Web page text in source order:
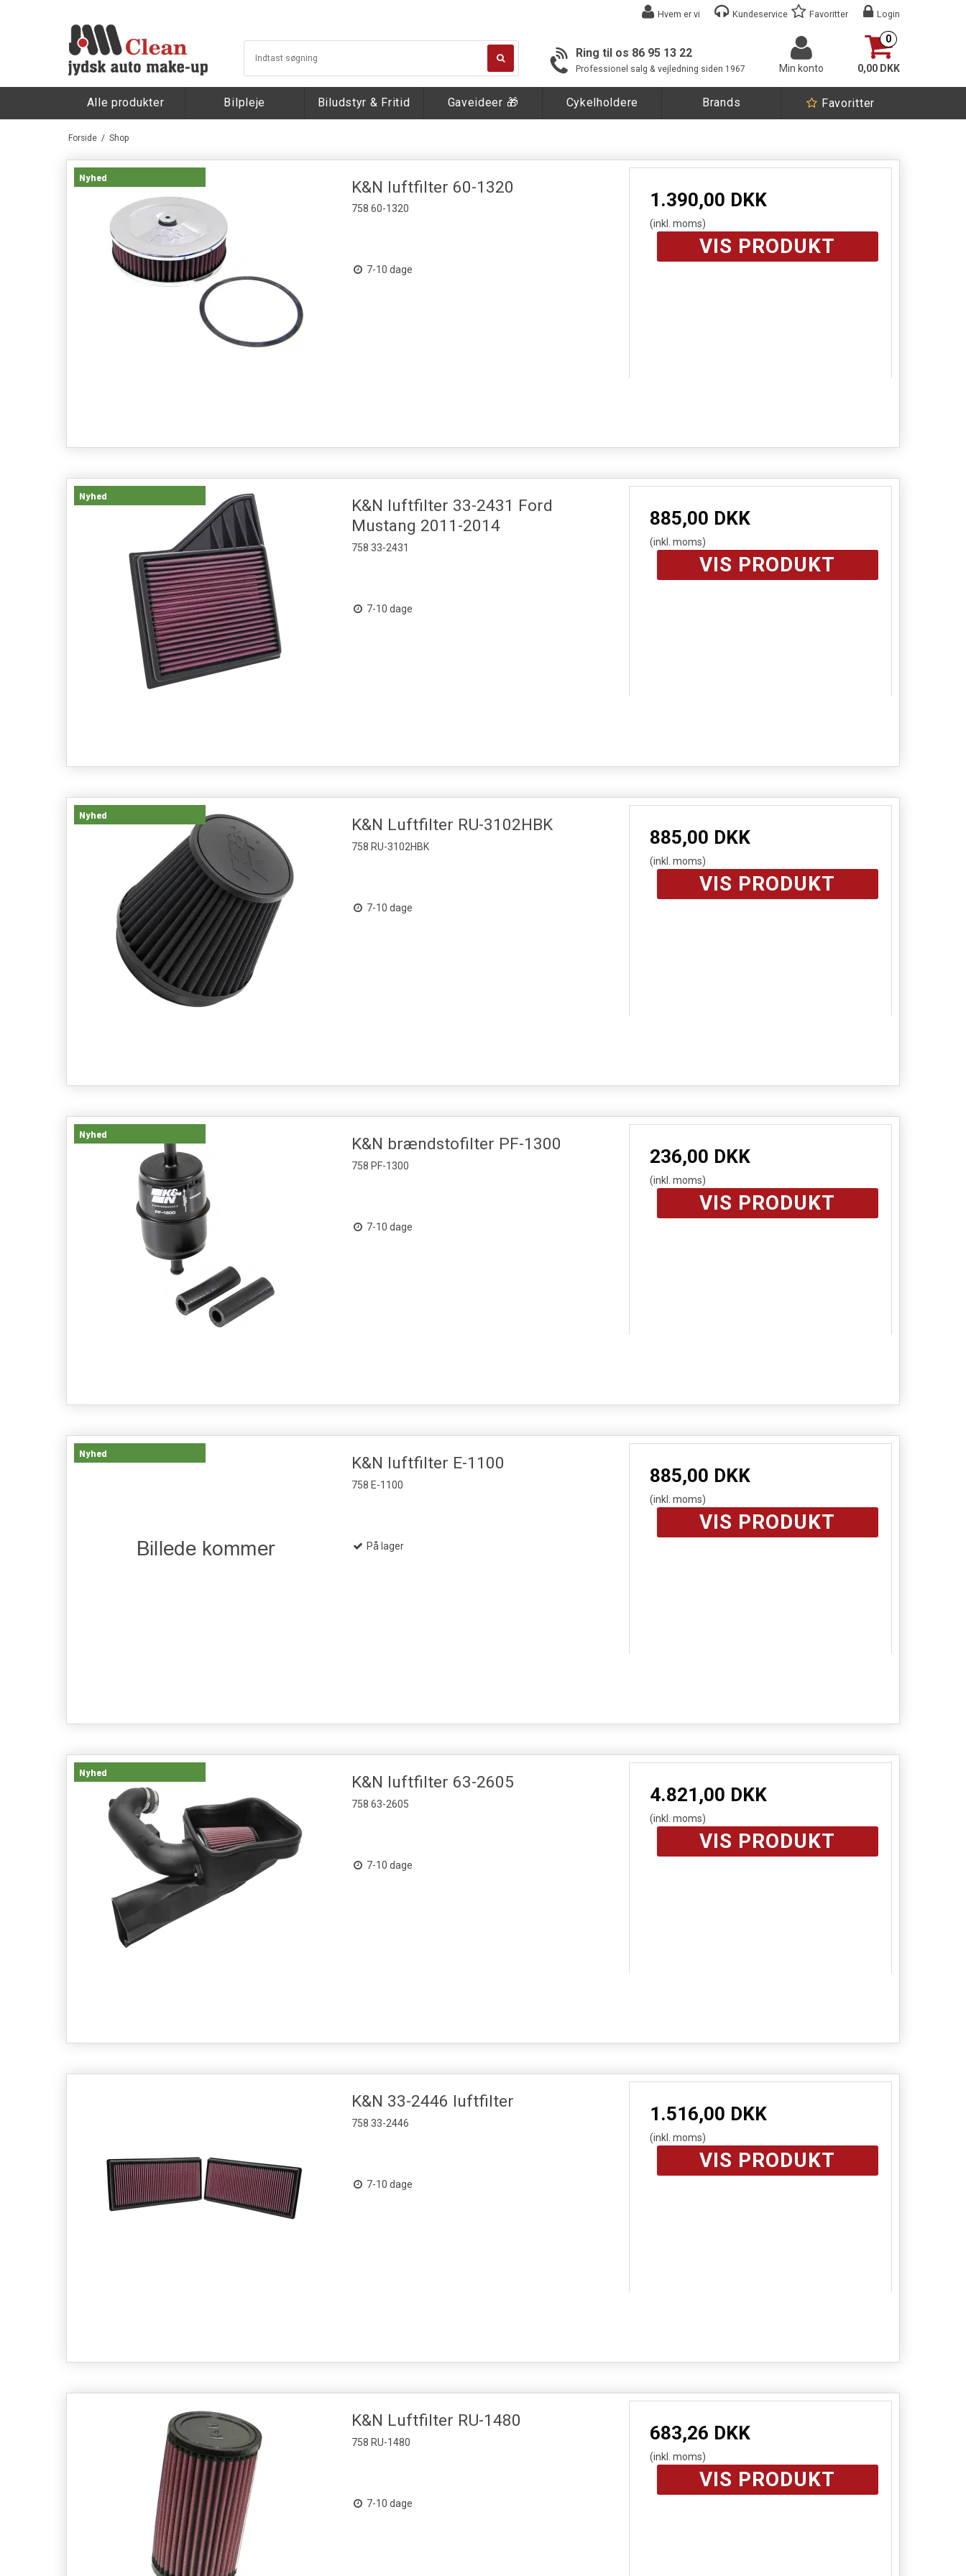
Hvem er vi Kundeservice Favoritter Login
Ring til os 86 95 13 22
Professionel salg & vejledning siden 1967 Min konto 0,00 DKK
0
Alle produkter Bilpleje Biludstyr & Fritid Gaveideer 🎁 Cykelholdere Brands Favoritter
Forside / Shop
Nyhed
K&N luftfilter 60-1320
758 60-1320
7-10 dage
1.390,00 DKK
(inkl. moms)
VIS PRODUKT
Nyhed
K&N luftfilter 33-2431 Ford
Mustang 2011-2014
758 33-2431
7-10 dage
885,00 DKK
(inkl. moms)
VIS PRODUKT
Nyhed
K&N Luftfilter RU-3102HBK
758 RU-3102HBK
7-10 dage
885,00 DKK
(inkl. moms)
VIS PRODUKT
Nyhed
K&N brændstofilter PF-1300
758 PF-1300
7-10 dage
236,00 DKK
(inkl. moms)
VIS PRODUKT
Nyhed
K&N luftfilter E-1100
758 E-1100
På lager
885,00 DKK
(inkl. moms)
VIS PRODUKT
Nyhed
K&N luftfilter 63-2605
758 63-2605
7-10 dage
4.821,00 DKK
(inkl. moms)
VIS PRODUKT
K&N 33-2446 luftfilter
758 33-2446
7-10 dage
1.516,00 DKK
(inkl. moms)
VIS PRODUKT
K&N Luftfilter RU-1480
758 RU-1480
7-10 dage
683,26 DKK
(inkl. moms)
VIS PRODUKT